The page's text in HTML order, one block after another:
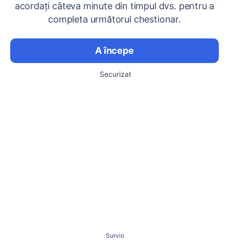
acordați câteva minute din timpul dvs. pentru a
completa următorul chestionar.
A începe
Securizat
Survio